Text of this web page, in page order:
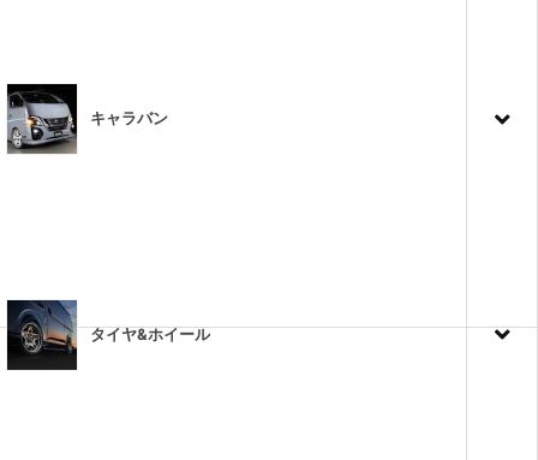
キャラバン
タイヤ&ホイール